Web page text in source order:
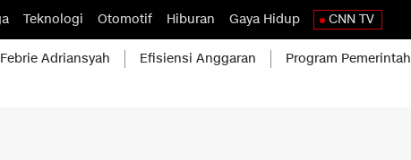
Teknologi Otomotif Hiburan Gaya Hidup CNN TV
Febrie Adriansyah Efisiensi Anggaran Program Pemerintah